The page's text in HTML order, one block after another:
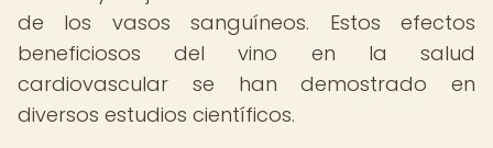
de los vasos sanguíneos. Estos efectos
beneficiosos del vino en la salud
cardiovascular se han demostrado en
diversos estudios científicos.